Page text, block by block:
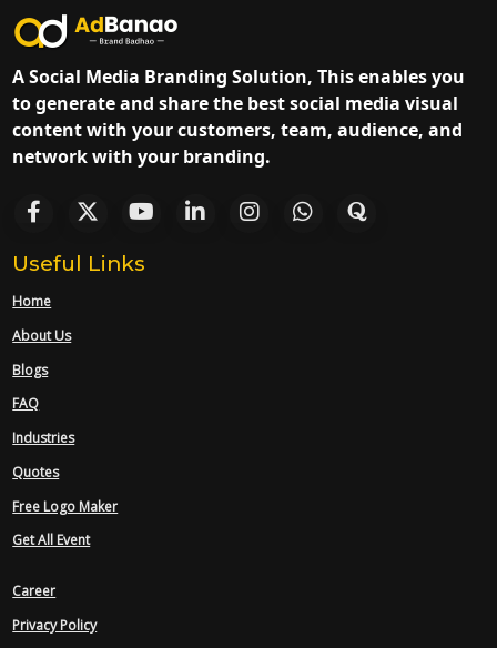
A Social Media Branding Solution, This enables you
to generate and share the best social media visual
content with your customers, team, audience, and
network with your branding.
Useful Links
Home
About Us
Blogs
FAQ
Industries
Quotes
Free Logo Maker
Get All Event
Career
Privacy Policy